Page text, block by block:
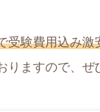
受験費用込み
りますので、ぜ